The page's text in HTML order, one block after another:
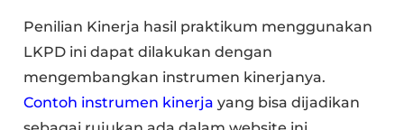
Penilian Kinerja hasil praktikum menggunakan
LKPD ini dapat dilakukan dengan
mengembangkan instrumen kinerjanya.
Contoh instrumen kinerjayang bisa dijadikan